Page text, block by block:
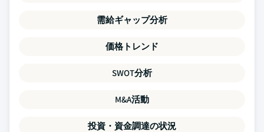
需給ギャップ分析
価格トレンド
SWOT分析
M&A活動
投資・資金調達の状況